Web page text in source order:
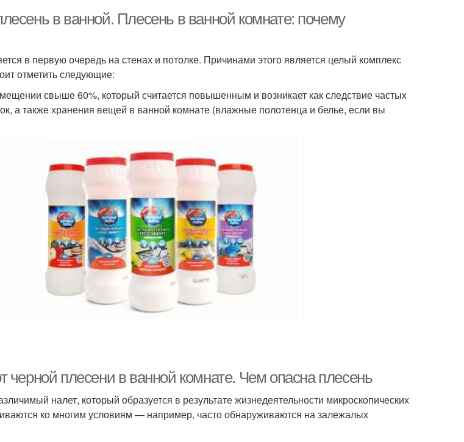
в ванной. Плесень в ванной комнате: почему
в первую очередь на стенах и потолке. Причинами этого является целый комплекс
отметить следующие:
свыше 60%, который считается повышенным и возникает как следствие частых
а также хранения вещей в ванной комнате (влажные полотенца и белье, если вы
черной плесени в ванной комнате. Чем опасна плесень
налет, который образуется в результате жизнедеятельности микроскопических
ко многим условиям — например, часто обнаруживаются на залежалых